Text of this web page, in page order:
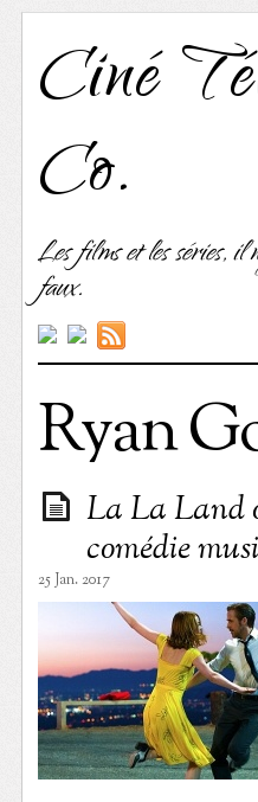
Ciné
Co.
Les films et les séries,
faux.
Ryan
La La Land
comédie
25 Jan. 2017